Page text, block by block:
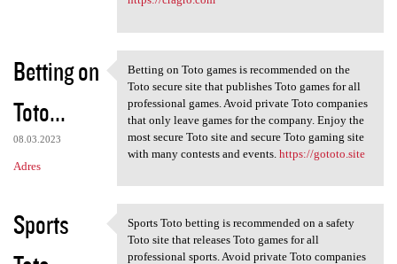
Betting on
Toto...
08.03.2023
Adres
Betting on Toto games is
Betting on Toto games is recommended on the
Toto secure site that publishes Toto games for all
professional games. Avoid private Toto companies
that only leave games for the company. Enjoy the
most secure Toto site and secure Toto gaming site
with many contests and events. https://gototo.site
Sports
Sports Toto betting is
Sports Toto betting is recommended on a safety
Toto site that releases Toto games for all
professional sports. Avoid private Toto companies